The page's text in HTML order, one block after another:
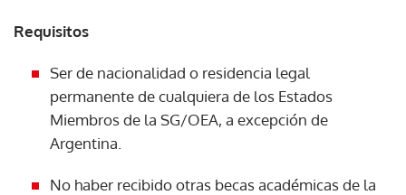
Requisitos
Ser de nacionalidad o residencia legal
permanente de cualquiera de los Estados
Miembros de la SG/OEA, a excepción de
Argentina.
No haber recibido otras becas académicas de la